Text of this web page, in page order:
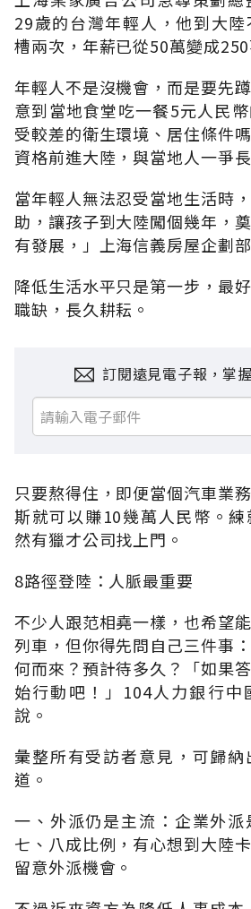
29歲的台灣年輕人，他到大
槽兩次，年薪已從50萬變成250
年輕人不是沒機會，而是要先
意到當地食堂吃一餐5元人民
受較差的衛生環境、居住條件
資格前進大陸，與當地人一爭長
當年輕人無法忍受當地生活時
助，讓孩子到大陸闖個幾年，
有發展，」上海信義房屋企劃
降低生活水平只是第一步，最
職缺，長久耕耘。
訂閱遠見電子報，掌
只要熬得住，即便當個汽車業
斯就可以賺10幾萬人民幣。
然有獵才公司找上門。
8路徑登陸：人脈最重要
不少人跟范相堯一樣，也希望
列車，但你得先問自己三件事
何而來？預計待多久？「如果
始行動吧！」104人力銀行中
說。
彙整所有受訪者意見，可歸
道。
一、外派仍是主流：企業外
七、八成比例，有心想到大陸
留意外派機會。